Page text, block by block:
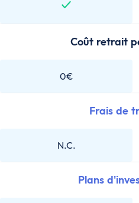
Coût retrait
0€
Frais de
N.C.
Plans